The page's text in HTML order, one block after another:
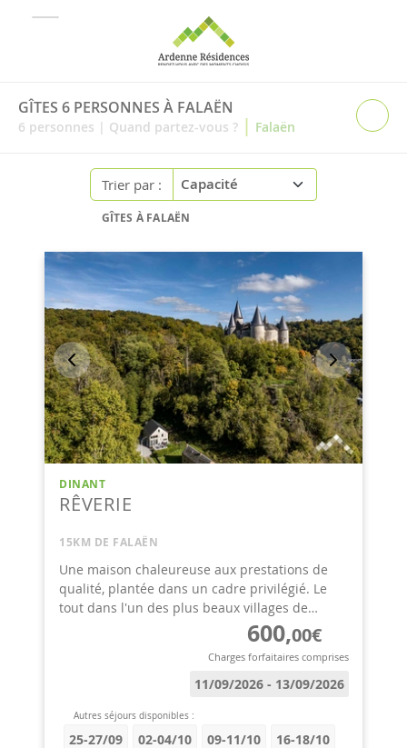
GÎTES 6 PERSONNES À FALAËN
6 personnes | Quand partez-vous ? | Falaën
Trier par :
GÎTES À FALAËN